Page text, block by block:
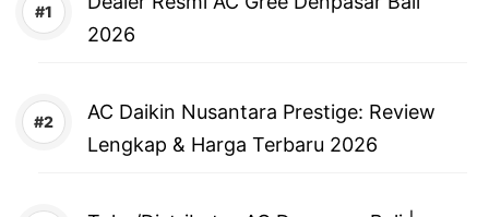
2026
AC Daikin Nusantara Prestige: Review
Lengkap & Harga Terbaru 2026